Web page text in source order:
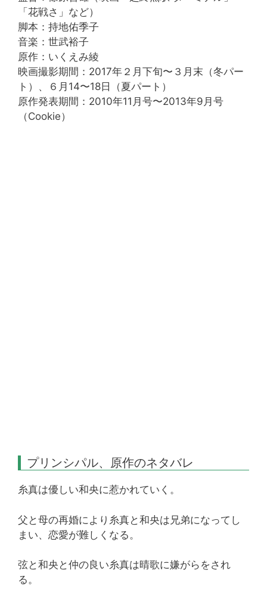
「花戦さ」など）
脚本：持地佑季子
音楽：世武裕子
原作：いくえみ綾
映画撮影期間：2017年２月下旬〜３月末（冬パー
ト）、６月14〜18日（夏パート）
原作発表期間：2010年11月号〜2013年9月号
（Cookie）
プリンシパル、原作のネタバレ
糸真は優しい和央に惹かれていく。
父と母の再婚により糸真と和央は兄弟になってし
まい、恋愛が難しくなる。
弦と和央と仲の良い糸真は晴歌に嫌がらをされ
る。